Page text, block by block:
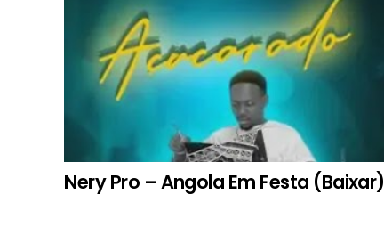
Nery Pro – Angola Em Festa (Baixar)